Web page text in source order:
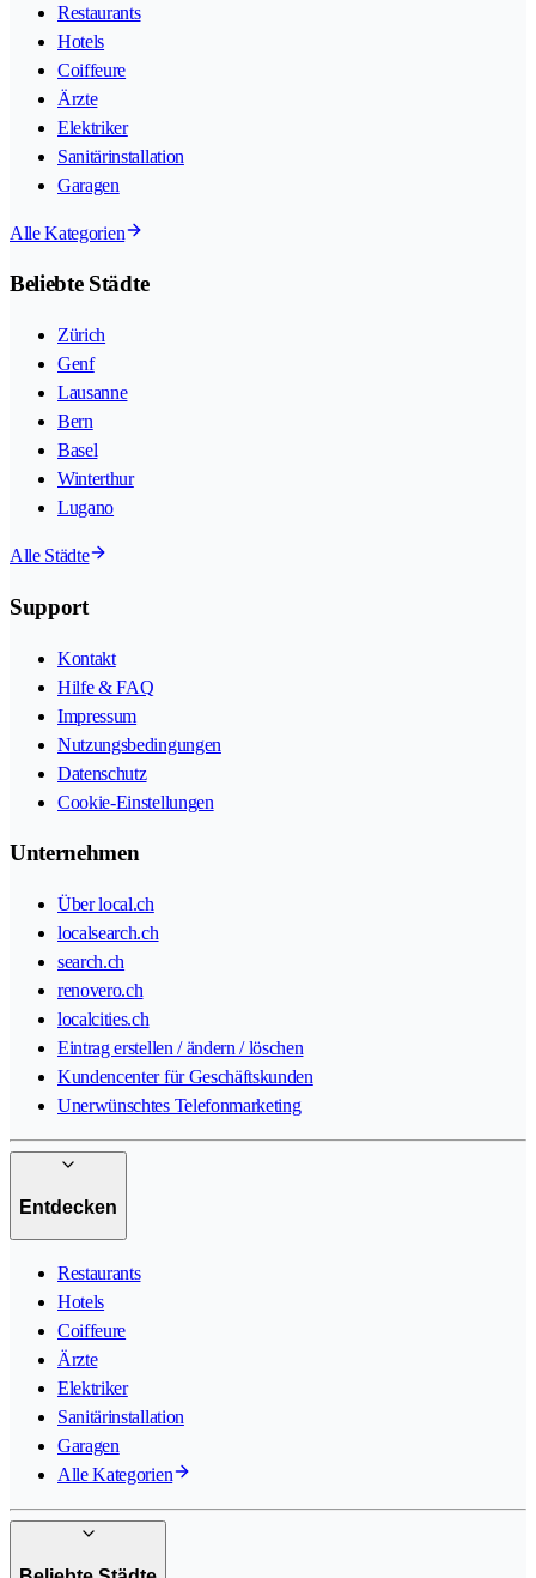
Restaurants
Hotels
Coiffeure
Ärzte
Elektriker
Sanitärinstallation
Garagen
Alle Kategorien
Beliebte Städte
Zürich
Genf
Lausanne
Bern
Basel
Winterthur
Lugano
Alle Städte
Support
Kontakt
Hilfe & FAQ
Impressum
Nutzungsbedingungen
Datenschutz
Cookie-Einstellungen
Unternehmen
Über local.ch
localsearch.ch
search.ch
renovero.ch
localcities.ch
Eintrag erstellen / ändern / löschen
Kundencenter für Geschäftskunden
Unerwünschtes Telefonmarketing
Entdecken
Restaurants
Hotels
Coiffeure
Ärzte
Elektriker
Sanitärinstallation
Garagen
Alle Kategorien